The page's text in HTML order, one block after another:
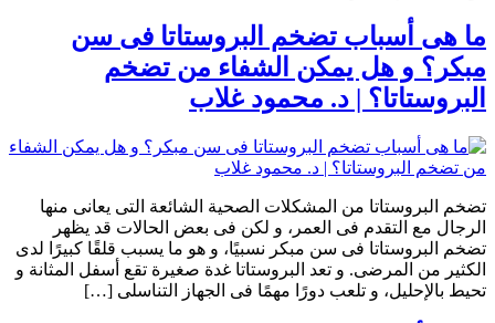
ما هى أسباب تضخم البروستاتا فى سن
مبكر؟ و هل يمكن الشفاء من تضخم
البروستاتا؟ | د. محمود غلاب
تضخم البروستاتا من المشكلات الصحية الشائعة التى يعانى منها
الرجال مع التقدم فى العمر، و لكن فى بعض الحالات قد يظهر
تضخم البروستاتا فى سن مبكر نسبيًا، و هو ما يسبب قلقًا كبيرًا لدى
الكثير من المرضى. و تعد البروستاتا غدة صغيرة تقع أسفل المثانة و
تحيط بالإحليل، و تلعب دورًا مهمًا فى الجهاز التناسلى […]